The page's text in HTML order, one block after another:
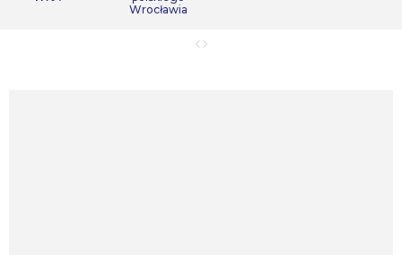
Wrocławia